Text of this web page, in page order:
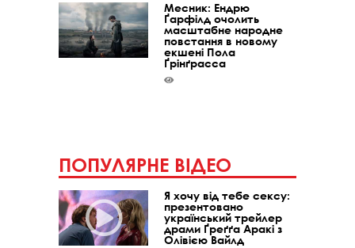
Месник: Ендрю
Ґарфілд очолить
масштабне народне
повстання в новому
екшені Пола
Ґрінґрасса
ПОПУЛЯРНЕ ВІДЕО
Я хочу від тебе сексу:
презентовано
український трейлер
драми Ґреґґа Аракі з
Олівією Вайлд